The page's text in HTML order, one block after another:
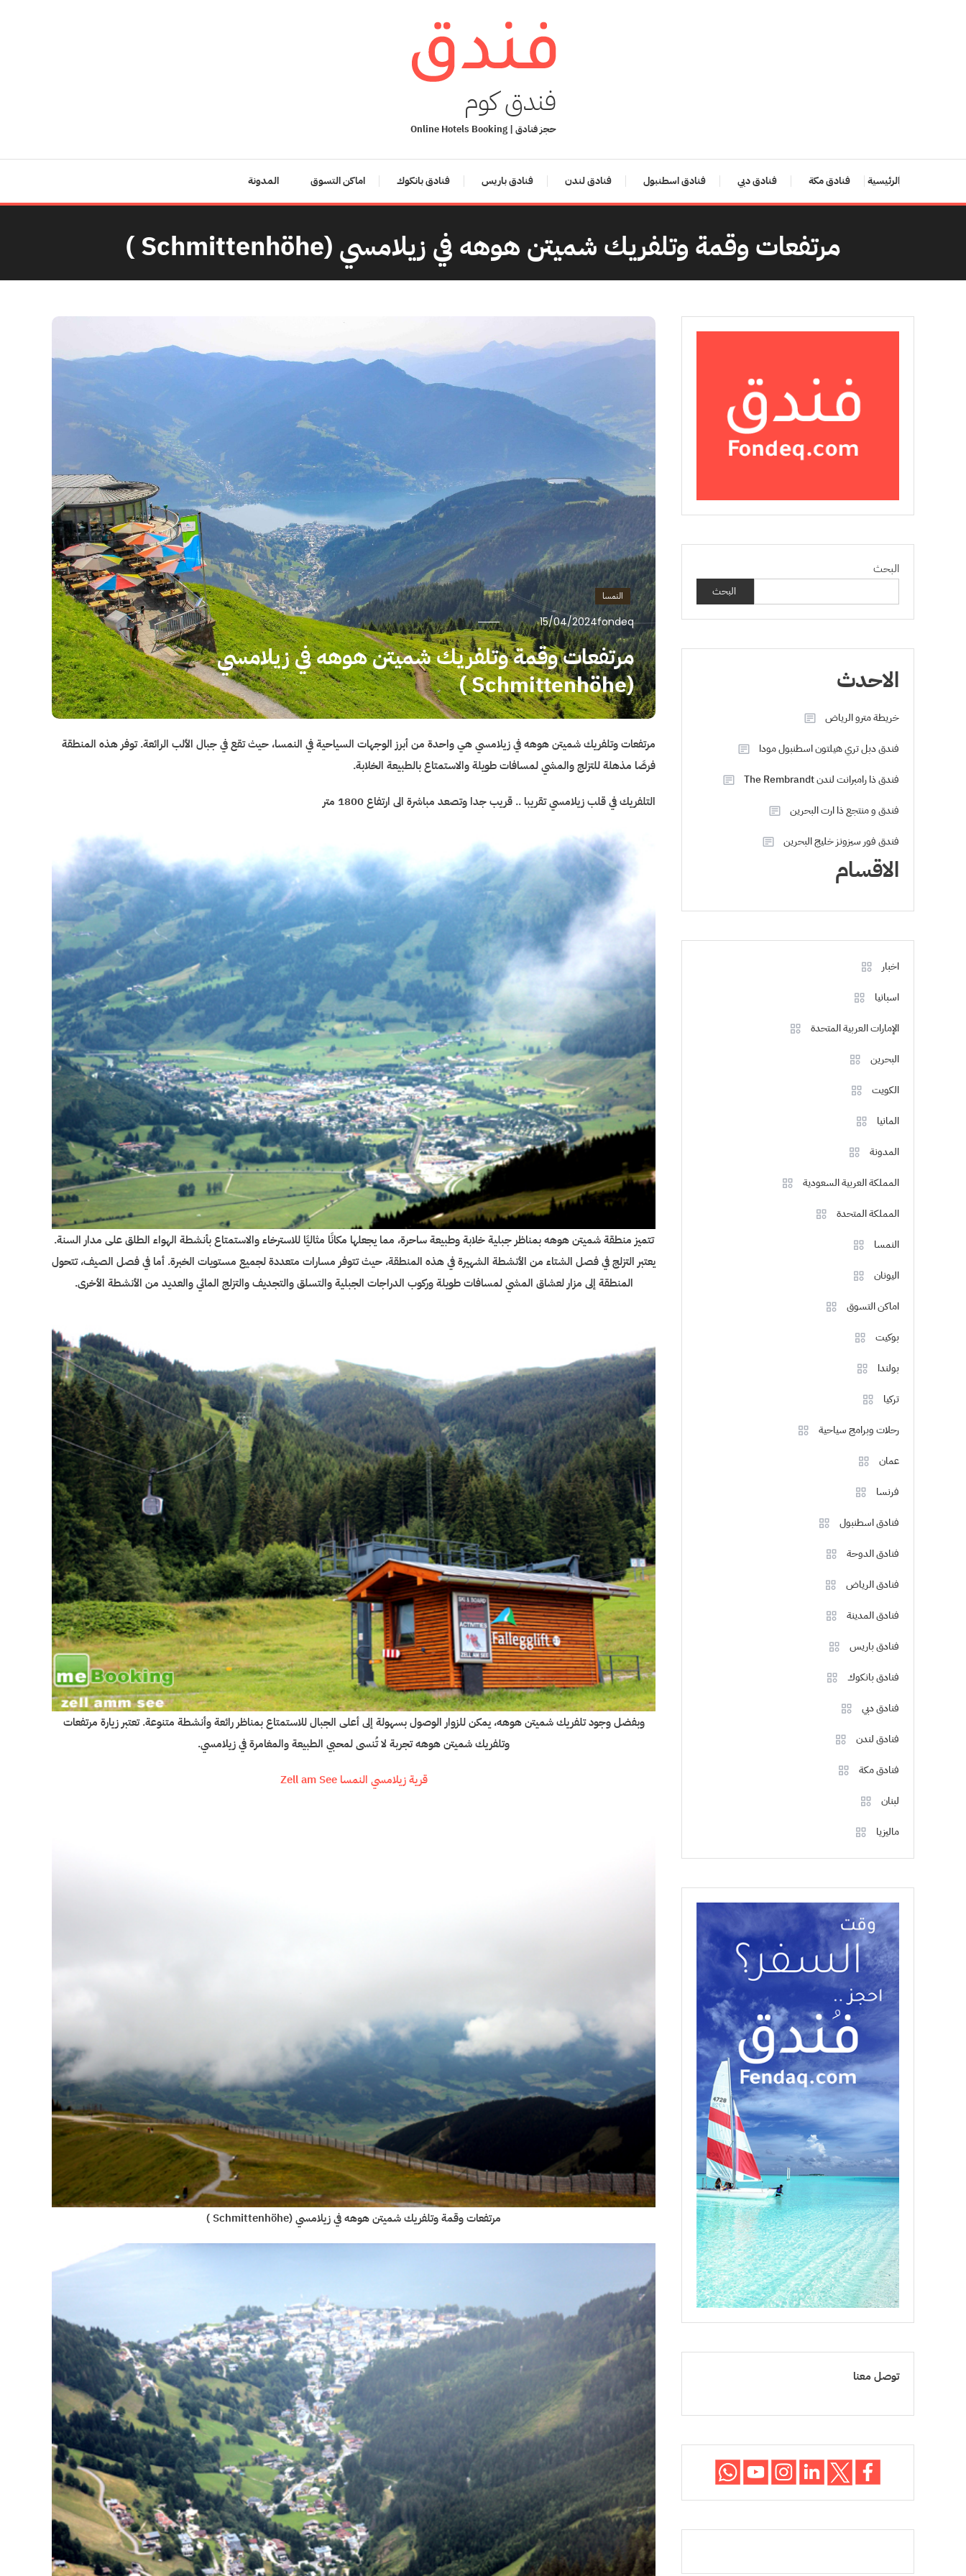
فندق كوم
حجز فنادق | Online Hotels Booking
الرئيسية فنادق مكة فنادق دبي فنادق اسطنبول فنادق لندن فنادق باريس فنادق بانكوك اماكن التسوق المدونة
مرتفعات وقمة وتلفريك شميتن هوهه في زيلامسي (Schmittenhöhe )
النمسا
15/04/2024fondeq
مرتفعات وقمة وتلفريك شميتن هوهه في زيلامسي
(Schmittenhöhe )
مرتفعات وتلفريك شميتن هوهه في زيلامسي هي واحدة من أبرز الوجهات السياحية في النمسا، حيث تقع في جبال الألب الرائعة. توفر هذه المنطقة
فرصًا مذهلة للتزلج والمشي لمسافات طويلة والاستمتاع بالطبيعة الخلابة.
التلفريك في قلب زيلامسي تقريبا .. قريب جدا وتصعد مباشرة الى ارتفاع 1800 متر
تتميز منطقة شميتن هوهه بمناظر جبلية خلابة وطبيعة ساحرة، مما يجعلها مكانًا مثاليًا للاسترخاء والاستمتاع بأنشطة الهواء الطلق على مدار السنة.
يعتبر التزلج في فصل الشتاء من الأنشطة الشهيرة في هذه المنطقة، حيث تتوفر مسارات متعددة لجميع مستويات الخبرة. أما في فصل الصيف، تتحول
المنطقة إلى مزار لعشاق المشي لمسافات طويلة وركوب الدراجات الجبلية والتسلق والتجديف والتزلج المائي والعديد من الأنشطة الأخرى.
وبفضل وجود تلفريك شميتن هوهه، يمكن للزوار الوصول بسهولة إلى أعلى الجبال للاستمتاع بمناظر رائعة وأنشطة متنوعة. تعتبر زيارة مرتفعات
وتلفريك شميتن هوهه تجربة لا تُنسى لمحبي الطبيعة والمغامرة في زيلامسي.
قرية زيلامسي النمسا Zell am See
مرتفعات وقمة وتلفريك شميتن هوهه في زيلامسي (Schmittenhöhe )
البحث
البحث
الاحدث
خريطة مترو الرياض
فندق دبل تري هيلتون اسطنبول مودا
فندق ذا رامبرانت لندن The Rembrandt
فندق و منتجع ذا ارت البحرين
فندق فور سيزونز خليج البحرين
الاقسام
اخبار
اسبانيا
الإمارات العربية المتحدة
البحرين
الكويت
المانيا
المدونة
المملكة العربية السعودية
المملكة المتحدة
النمسا
اليونان
اماكن التسوق
بوكيت
بولندا
تركيا
رحلات وبرامج سياحية
عمان
فرنسا
فنادق اسطنبول
فنادق الدوحة
فنادق الرياض
فنادق المدينة
فنادق باريس
فنادق بانكوك
فنادق دبي
فنادق لندن
فنادق مكة
لبنان
ماليزيا
توصل معنا